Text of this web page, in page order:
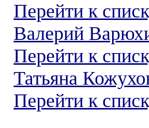
Перейти к
Валерий
Перейти к
Татьяна
Перейти к